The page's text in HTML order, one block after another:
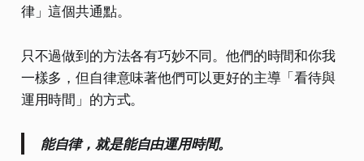
律」這個共通點。
只不過做到的方法各有巧妙不同。他們的時間和你我
一樣多，但自律意味著他們可以更好的主導「看待與
運用時間」的方式。
能自律，就是能自由運用時間。